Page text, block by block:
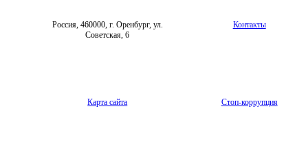
Россия, 460000, г. Оренбург, ул.
Советская, 6
Контакты
Карта сайта Стоп-коррупция